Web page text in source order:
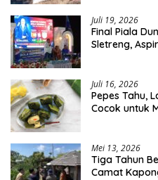
Juli 19, 2026
Final Piala
Sletreng,
Juli 16, 2026
Pepes Tahu,
Cocok untuk
Mei 13, 2026
Tiga Tahun
Camat